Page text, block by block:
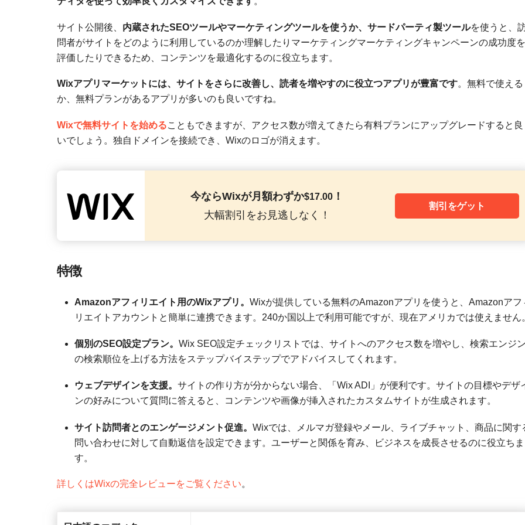
サイト公開後、 内蔵されたSEOツールやマーケティングツールを使うか、サードパーティ製ツールを使うと、
問者がサイトをどのように利用しているのか理解したりマーケティングマーケティングキャンペーンの成功度を
評価したりできるため、コンテンツを最適化するのに役立ちます。
Wixアプリマーケットには、サイトをさらに改善し、読者を増やすのに役立つアプリが豊富です。無料で使える
か、無料プランがあるアプリが多いのも良いですね。
Wixで無料サイトを始めることもできますが、アクセス数が増えてきたら有料プランにアップグレードすると良
いでしょう。独自ドメインを接続でき、Wixのロゴが消えます。
今ならWixが月額わずか$17.00 ！
大幅割引をお見逃しなく！
割引をゲット
特徴
Amazonアフィリエイト用のWixアプリ。 Wixが提供している無料のAmazonアプリを使うと、Amazonアフ
リエイトアカウントと簡単に連携できます。240か国以上で利用可能ですが、現在アメリカでは使えません
個別のSEO設定プラン。 Wix SEO設定チェックリストでは、サイトへのアクセス数を増やし、検索エンジ
の検索順位を上げる方法をステップバイステップでアドバイスしてくれます。
ウェブデザインを支援。 サイトの作り方が分からない場合、「Wix ADI」が便利です。サイトの目標やデザ
ンの好みについて質問に答えると、コンテンツや画像が挿入されたカスタムサイトが生成されます。
サイト訪問者とのエンゲージメント促進。 Wixでは、メルマガ登録やメール、ライブチャット、商品に関す
問い合わせに対して自動返信を設定できます。ユーザーと関係を育み、ビジネスを成長させるのに役立ちま
す。
詳しくはWixの完全レビューをご覧ください。